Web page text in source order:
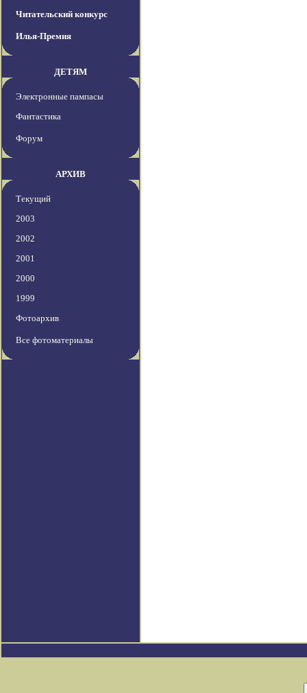
Читательский конкурс
Илья-Премия
ДЕТЯМ
Электронные пампасы
Фантастика
Форум
АРХИВ
Текущий
2003
2002
2001
2000
1999
Фотоархив
Все фотоматериалы